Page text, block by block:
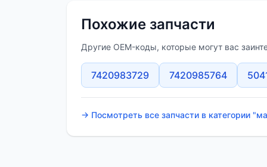
Похожие запчасти
Другие OEM-коды, которые могут вас
7420983729 7420985764
→ Посмотреть все запчасти в категории